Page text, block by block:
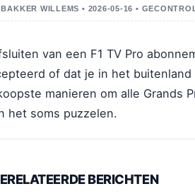
WILLEMS • 2026-05-16 •
van een F1 TV Pro
of dat je in het
manieren om alle Grands
het soms puzzelen.
BERICHTEN